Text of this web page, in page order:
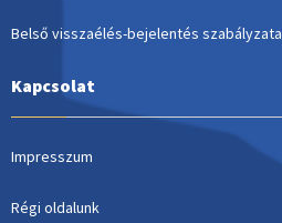
Belső visszaélés-bejelentés szabályzata
Kapcsolat
Impresszum
Régi oldalunk